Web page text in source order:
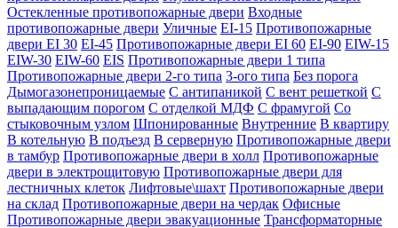
Остекленные противопожарные двери Входные
противопожарные двери Уличные EI-15 Противопожарные
двери EI 30 EI-45 Противопожарные двери EI 60 EI-90 EIW-15
EIW-30 EIW-60 EIS Противопожарные двери 1 типа
Противопожарные двери 2-го типа 3-ого типа Без порога
Дымогазонепроницаемые С антипаникой С вент решеткой С
выпадающим порогом С отделкой МДФ С фрамугой Со
стыковочным узлом Шпонированные Внутренние В квартиру
В котельную В подъезд В серверную Противопожарные двери
в тамбур Противопожарные двери в холл Противопожарные
двери в электрощитовую Противопожарные двери для
лестничных клеток Лифтовые\шахт Противопожарные двери
на склад Противопожарные двери на чердак Офисные
Противопожарные двери эвакуационные Трансформаторные